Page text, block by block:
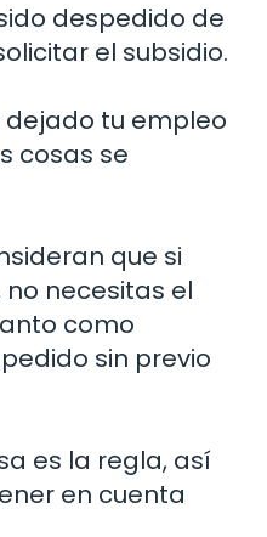
despedido de
el subsidio.
dejado tu empleo
cosas se
que si
necesitas el
como
sin previo
es la regla, así
en cuenta